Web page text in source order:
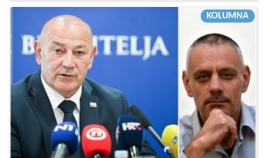
KOLUMNA